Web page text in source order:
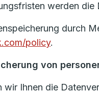
werden
durch
policy.
von
wir Ihnen die